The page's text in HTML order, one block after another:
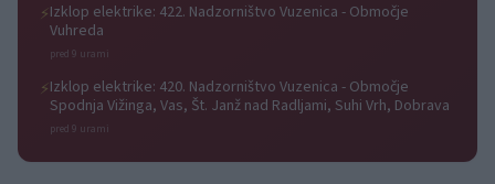
⚡Izklop elektrike: 422. Nadzorništvo Vuzenica - Območje
Vuhreda
pred 9 urami
⚡Izklop elektrike: 420. Nadzorništvo Vuzenica - Območje
Spodnja Vižinga, Vas, Št. Janž nad Radljami, Suhi Vrh, Dobrava
pred 9 urami